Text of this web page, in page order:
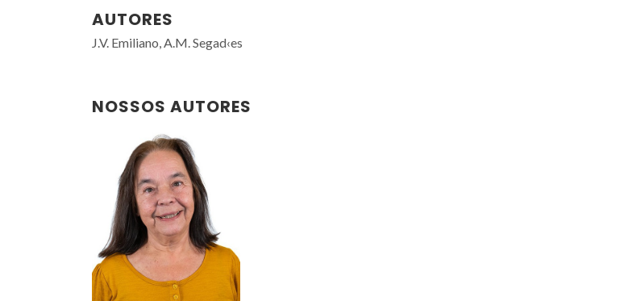
AUTORES
J.V. Emiliano, A.M. Segad‹es
NOSSOS AUTORES